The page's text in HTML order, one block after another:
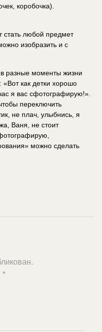
коробочка).
стать любой предмет
изобразить и с
разные моменты жизни
как детки хорошо
я вас сфотографирую!».
переключить
не плач, улыбнись, я
Ваня, не стоит
можно сделать
*